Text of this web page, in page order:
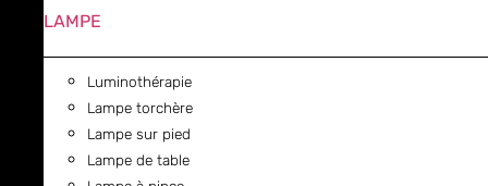
LAMPE
Luminothérapie
Lampe torchère
Lampe sur pied
Lampe de table